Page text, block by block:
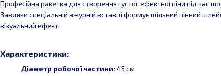
Професійна ракетка для створення густої, ефектної піни під час
Завдяки спеціальній ажурній вставці формує щільний пінний
візуальний ефект.
Характеристики:
Діаметр робочої частини:45 см